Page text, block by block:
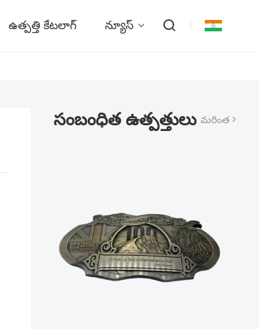
ఉత్పత్తి కేటలాగ్ న్యూస్
సంబంధిత ఉత్పత్తులు మరింత >